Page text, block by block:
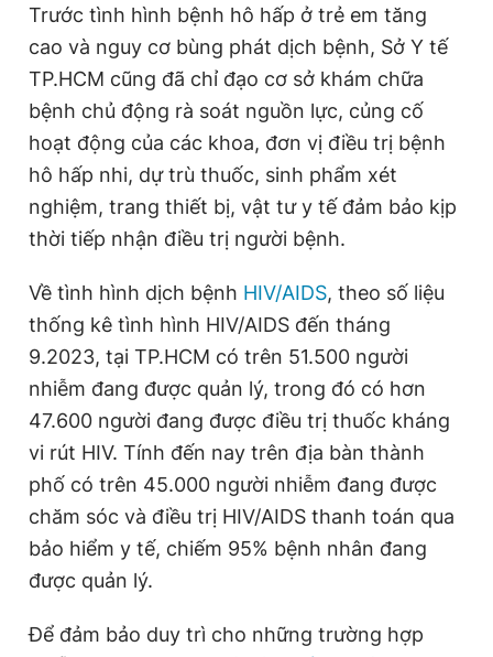
Trước tình hình bệnh hô hấp ở trẻ em tăng
cao và nguy cơ bùng phát dịch bệnh, Sở Y tế
TP.HCM cũng đã chỉ đạo cơ sở khám chữa
bệnh chủ động rà soát nguồn lực, củng cố
hoạt động của các khoa, đơn vị điều trị bệnh
hô hấp nhi, dự trù thuốc, sinh phẩm xét
nghiệm, trang thiết bị, vật tư y tế đảm bảo kịp
thời tiếp nhận điều trị người bệnh.
Về tình hình dịch bệnh HIV/AIDS, theo số liệu
thống kê tình hình HIV/AIDS đến tháng
9.2023, tại TP.HCM có trên 51.500 người
nhiễm đang được quản lý, trong đó có hơn
47.600 người đang được điều trị thuốc kháng
vi rút HIV. Tính đến nay trên địa bàn thành
phố có trên 45.000 người nhiễm đang được
chăm sóc và điều trị HIV/AIDS thanh toán qua
bảo hiểm y tế, chiếm 95% bệnh nhân đang
được quản lý.
Để đảm bảo duy trì cho những trường hợp